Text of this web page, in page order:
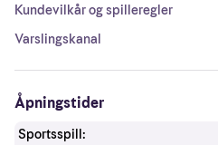
Kundevilkår og spilleregler
Varslingskanal
Åpningstider
Sportsspill: